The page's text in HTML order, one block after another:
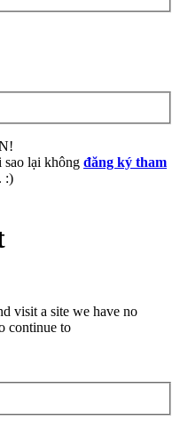
sao lại không đăng ký tham
:)
visit a site we have no
continue to